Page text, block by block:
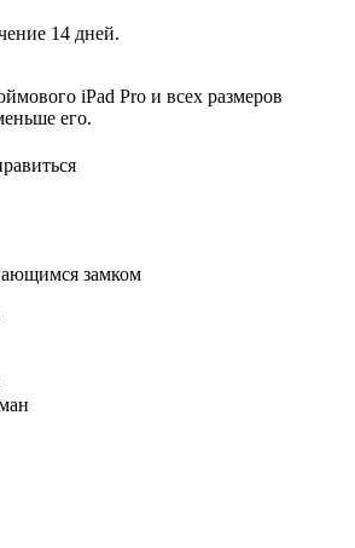
14 дней.
iPad Pro и всех размеров
его.
замком